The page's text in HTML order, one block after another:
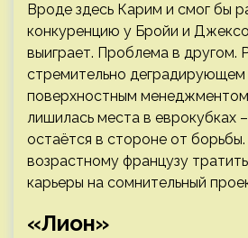
Вроде здесь Карим и смог бы
конкуренцию у Бройи и
выиграет. Проблема в другом.
стремительно деградирующем
поверхностным
лишилась места в еврокубках
остаётся в стороне от
возрастному французу
карьеры на сомнительный
«Лион»